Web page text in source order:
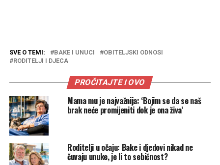
SVE O TEMI: BAKE I UNUCI
OBITELJSKI ODNOSI
RODITELJI I DJECA
PROČITAJTE I OVO
Mama mu je najvažnija: ‘Bojim se da se naš
brak neće promijeniti dok je ona živa’
Roditelji u očaju: Bake i djedovi nikad ne
čuvaju unuke, je li to sebičnost?